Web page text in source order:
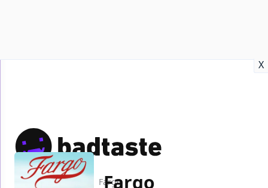
X
Home TV Fargo
Fargo